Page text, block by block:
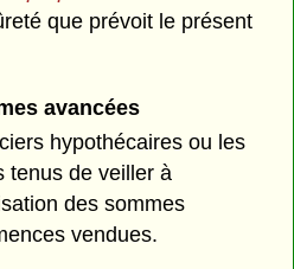
que prévoit le présent
avancées
hypothécaires ou les
tenus de veiller à
des sommes
vendues.